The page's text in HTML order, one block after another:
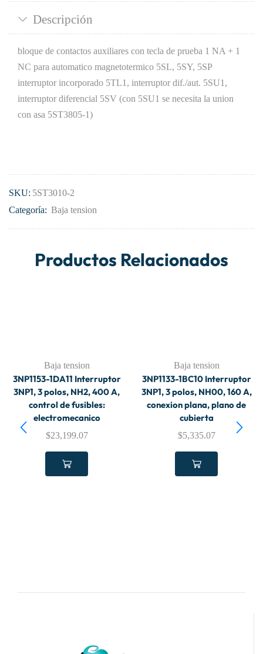
Descripción
bloque de contactos auxiliares con tecla de prueba 1 NA + 1
NC para automatico magnetotermico 5SL, 5SY, 5SP
interruptor incorporado 5TL1, interruptor dif./aut. 5SU1,
interruptor diferencial 5SV (con 5SU1 se necesita la union
con asa 5ST3805-1)
SKU: 5ST3010-2
Categoría: Baja tension
Productos Relacionados
Baja tension
3NP1153-1DA11 Interruptor
3NP1, 3 polos, NH2, 400 A,
control de fusibles:
electromecanico
$23,199.07
Baja tension
3NP1133-1BC10 Interruptor
3NP1, 3 polos, NH00, 160 A,
conexion plana, plano de
cubierta
$5,335.07